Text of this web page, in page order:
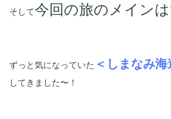
そして今回の旅のメインは
ずっと気になっていた ＜しまなみ海
してきました〜！